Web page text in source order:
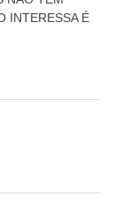
INTERESSA É